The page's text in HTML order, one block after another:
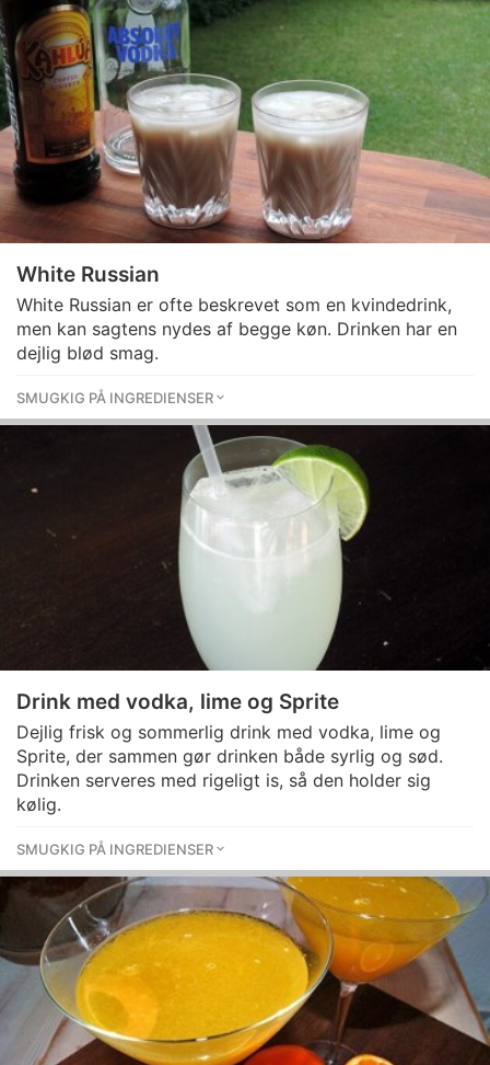
White Russian
White Russian er ofte beskrevet som en kvindedrink,
men kan sagtens nydes af begge køn. Drinken har en
dejlig blød smag.
SMUGKIG PÅ INGREDIENSER
Drink med vodka, lime og Sprite
Dejlig frisk og sommerlig drink med vodka, lime og
Sprite, der sammen gør drinken både syrlig og sød.
Drinken serveres med rigeligt is, så den holder sig
kølig.
SMUGKIG PÅ INGREDIENSER